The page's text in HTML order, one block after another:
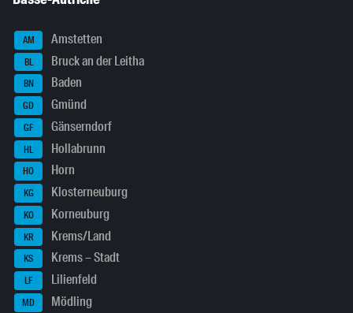
AM Amstetten
BL Bruck an der Leitha
BN Baden
GD Gmünd
GF Gänserndorf
HL Hollabrunn
HO Horn
KG Klosterneuburg
KO Korneuburg
KR Krems/Land
KS Krems – Stadt
LF Lilienfeld
MD Mödling